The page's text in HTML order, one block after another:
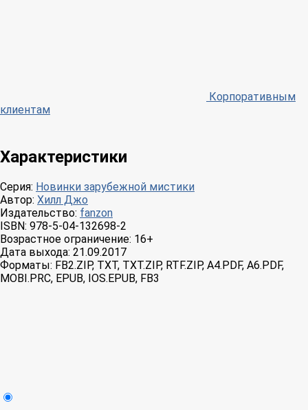
Корпоративным
клиентам
Характеристики
Серия: Новинки зарубежной мистики
Автор: Хилл Джо
Издательство: fanzon
ISBN: 978-5-04-132698-2
Возрастное ограничение: 16+
Дата выхода: 21.09.2017
Форматы: FB2.ZIP, TXT, TXT.ZIP, RTF.ZIP, A4.PDF, A6.PDF,
MOBI.PRC, EPUB, IOS.EPUB, FB3